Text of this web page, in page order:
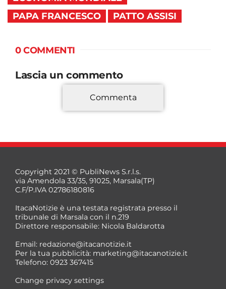
PAPA FRANCESCO
PATTO ASSISI
0 COMMENTI
Lascia un commento
*
*
Commenta
Copyright 2021 © PubliNews S.r.l.s.
via Amendola 33/35, 91025, Marsala(TP)
C.F/P.IVA 02786180816
ItacaNotizie è una testata registrata presso il
tribunale di Marsala con il n.219
Direttore responsabile: Nicola Baldarotta
Email: redazione@itacanotizie.it
Per la tua pubblicità: marketing@itacanotizie.it
Telefono: 0923 367415
Change privacy settings